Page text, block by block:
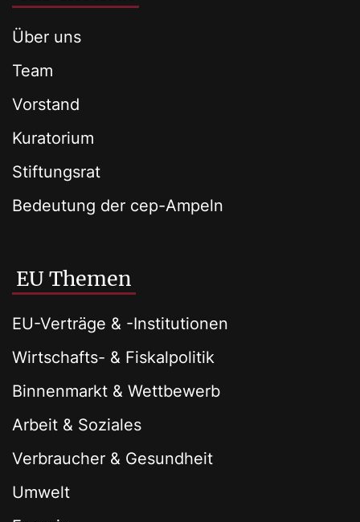
Über uns
Team
Vorstand
Kuratorium
Stiftungsrat
Bedeutung der cep-Ampeln
EU Themen
EU-Verträge & -Institutionen
Wirtschafts- & Fiskalpolitik
Binnenmarkt & Wettbewerb
Arbeit & Soziales
Verbraucher & Gesundheit
Umwelt